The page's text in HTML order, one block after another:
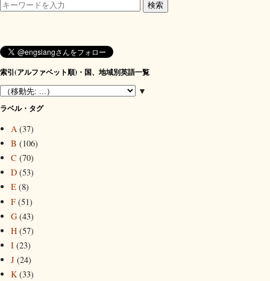
索引(アルファベット順)・国、地域別英語一覧
▼
ラベル・タグ
A (37)
B (106)
C (70)
D (53)
E (8)
F (51)
G (43)
H (57)
I (23)
J (24)
K (33)